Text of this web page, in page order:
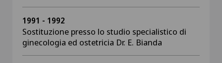
1991 - 1992
Sostituzione presso lo studio specialistico di
ginecologia ed ostetricia Dr. E. Bianda